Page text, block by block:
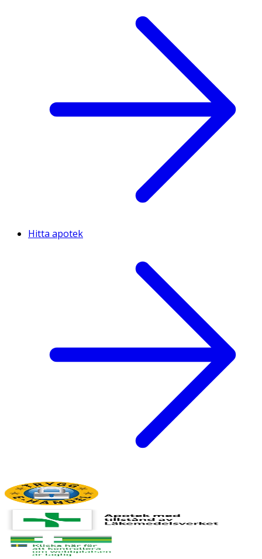
Hitta apotek